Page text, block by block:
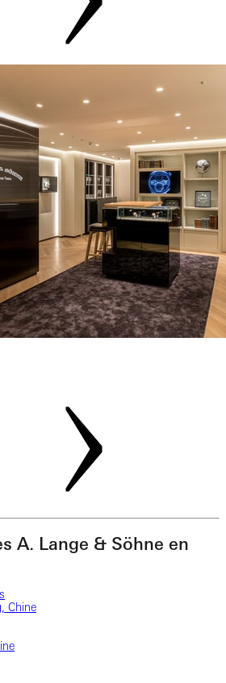
A. Lange & Söhne en
Chine